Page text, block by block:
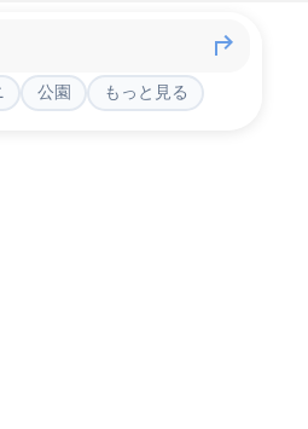
公園 もっと見る